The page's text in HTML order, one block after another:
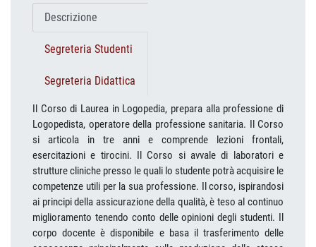
Descrizione
Segreteria Studenti
Segreteria Didattica
Il Corso di Laurea in Logopedia, prepara alla professione di
Logopedista, operatore della professione sanitaria. Il Corso
si articola in tre anni e comprende lezioni frontali,
esercitazioni e tirocini. Il Corso si avvale di laboratori e
strutture cliniche presso le quali lo studente potrà acquisire le
competenze utili per la sua professione. Il corso, ispirandosi
ai principi della assicurazione della qualità, è teso al continuo
miglioramento tenendo conto delle opinioni degli studenti. Il
corpo docente è disponibile e basa il trasferimento delle